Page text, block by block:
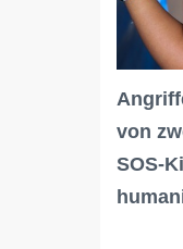
von
SOS-